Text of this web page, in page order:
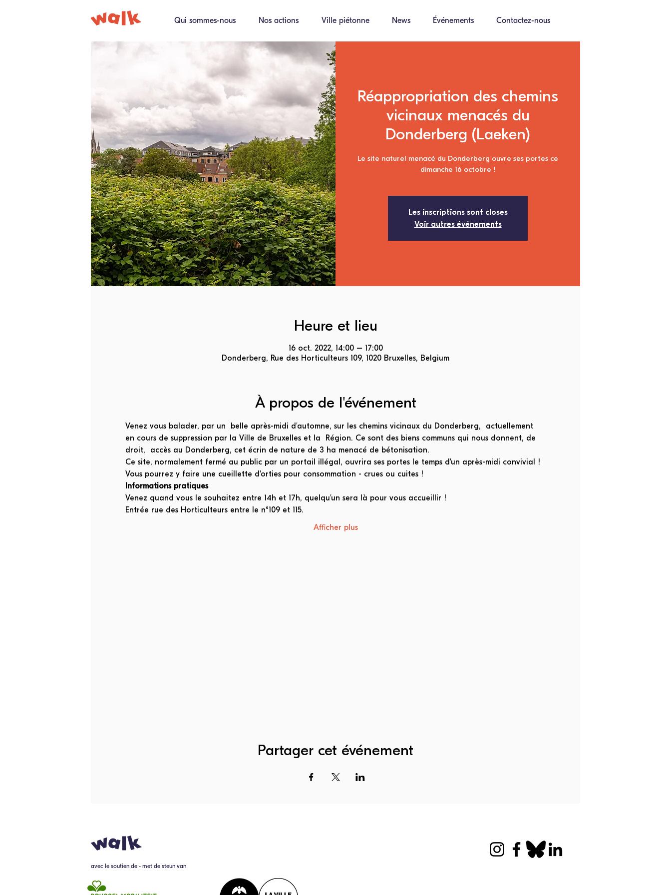
Qui sommes-nous Nos actions Ville piétonne News Événements Contactez-nous
Réappropriation des chemins
vicinaux menacés du
Donderberg (Laeken)
Le site naturel menacé du Donderberg ouvre ses portes ce
dimanche 16 octobre !
Les inscriptions sont closes
Voir autres événements
Heure et lieu
16 oct. 2022, 14:00 – 17:00
Donderberg, Rue des Horticulteurs 109, 1020 Bruxelles, Belgium
À propos de l'événement
Venez vous balader, par un  belle après-midi d'automne, sur les chemins vicinaux du Donderberg,  actuellement
en cours de suppression par la Ville de Bruxelles et la  Région. Ce sont des biens communs qui nous donnent, de
droit,  accès au Donderberg, cet écrin de nature de 3 ha menacé de bétonisation.
Ce site, normalement fermé au public par un portail illégal, ouvrira ses portes le temps d'un après-midi convivial !
Vous pourrez y faire une cueillette d'orties pour consommation - crues ou cuites !
Informations pratiques
Venez quand vous le souhaitez entre 14h et 17h, quelqu'un sera là pour vous accueillir !
Entrée rue des Horticulteurs entre le n°109 et 115.
Afficher plus
Partager cet événement
avec le soutien de - met de steun van